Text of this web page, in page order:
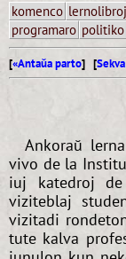
komenco lernolibroj
programaro politiko
[«Antaŭa parto] [
Ankoraŭ
vivo de la
iuj katedroj
viziteblaj
vizitadi
tute kalva